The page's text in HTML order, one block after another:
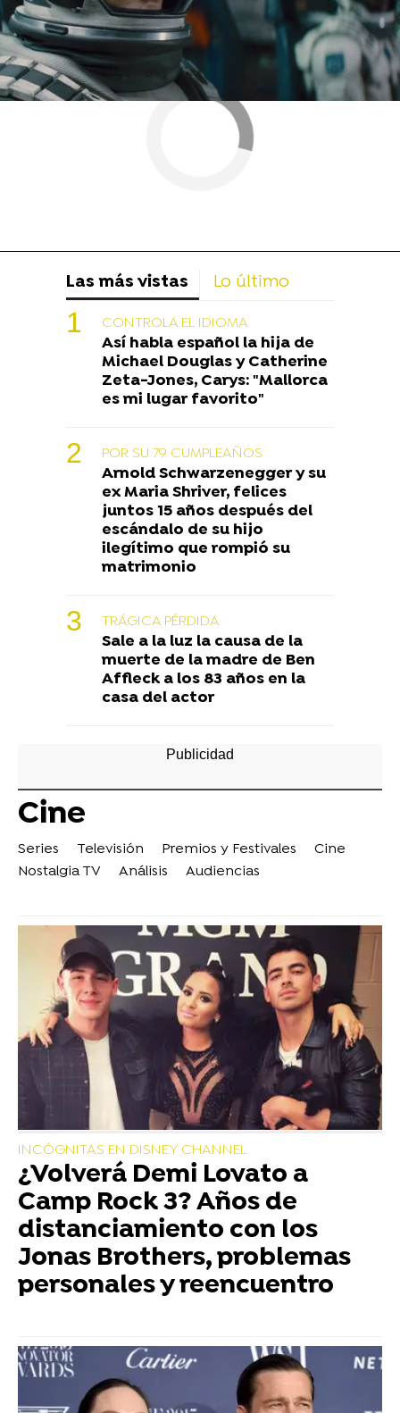
Las más vistas Lo último
CONTROLA EL IDIOMA
Así habla español la hija de
Michael Douglas y Catherine
Zeta-Jones, Carys: "Mallorca
es mi lugar favorito"
POR SU 79 CUMPLEAÑOS
Arnold Schwarzenegger y su
ex Maria Shriver, felices
juntos 15 años después del
escándalo de su hijo
ilegítimo que rompió su
matrimonio
TRÁGICA PÉRDIDA
Sale a la luz la causa de la
muerte de la madre de Ben
Affleck a los 83 años en la
casa del actor
Cine
Series Televisión Premios y Festivales
Cine
Nostalgia TV
Análisis Audiencias
INCÓGNITAS EN DISNEY CHANNEL
¿Volverá Demi Lovato a
Camp Rock 3? Años de
distanciamiento con los
Jonas Brothers, problemas
personales y reencuentro